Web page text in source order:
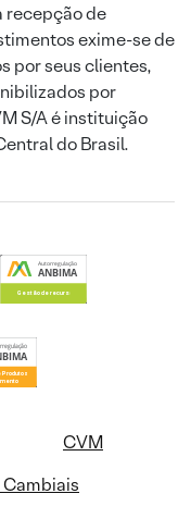
recepção de
exime-se de
por seus clientes,
por
S/A é instituição
do Brasil.
CVM